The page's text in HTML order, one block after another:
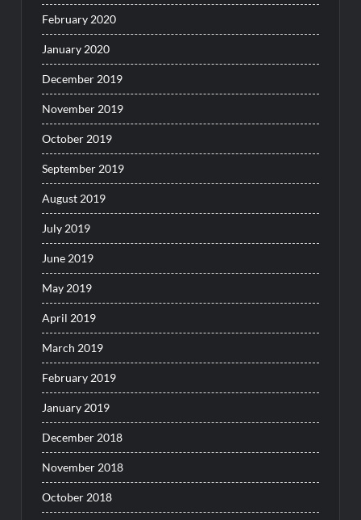
February 2020
January 2020
December 2019
November 2019
October 2019
September 2019
August 2019
July 2019
June 2019
May 2019
April 2019
March 2019
February 2019
January 2019
December 2018
November 2018
October 2018